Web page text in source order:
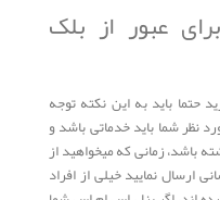
عبور از بلک
باید به این نکته توجه
شما باید خدماتی باشد و
زمانی که میخواهید از
نمایید خیلی از افراد